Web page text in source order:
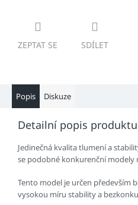
ZEPTAT SE SDÍLET
Popis Diskuze
Detailní popis produktu
Jedinečná kvalita tlumení a
se podobné konkurenční modely
Tento model je určen především
vysokou míru stability a